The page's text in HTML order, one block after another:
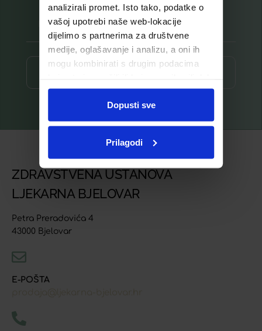
analizirali promet. Isto tako, podatke o
vašoj upotrebi naše web-lokacije
dijelimo s partnerima za društvene
medije, oglašavanje i analizu, a oni ih
mogu kombinirati s drugim podacima
ste upotrebljavali njihove usluge.
Dopusti sve
Prilagodi
ZDRAVSTVENA USTANOVA
LJEKARNA BJELOVAR
Petra Preradovića 4
43000 Bjelovar
E-POŠTA